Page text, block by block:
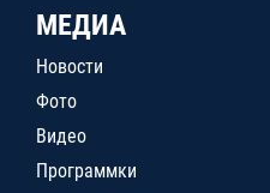
МЕДИА
Новости
Фото
Видео
Программки